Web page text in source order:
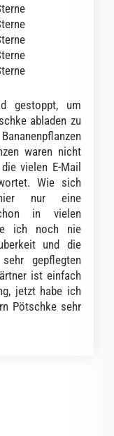
gestoppt, um
abladen zu
waren nicht
vielen E-Mail
Wie sich
nur eine
in vielen
ich noch nie
und die
gepflegten
ist einfach
jetzt habe ich
Pötschke sehr